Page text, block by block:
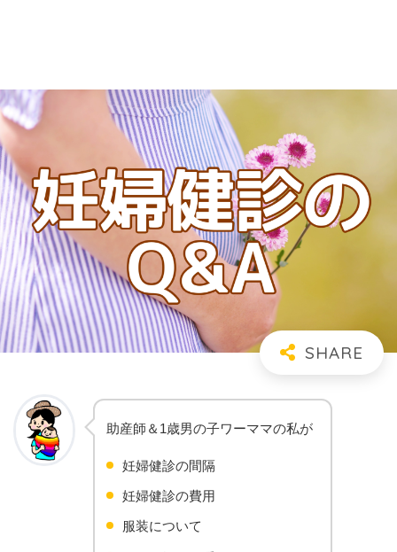
助産師＆1歳男の子ワーママの私が
妊婦健診の間隔
妊婦健診の費用
服装について